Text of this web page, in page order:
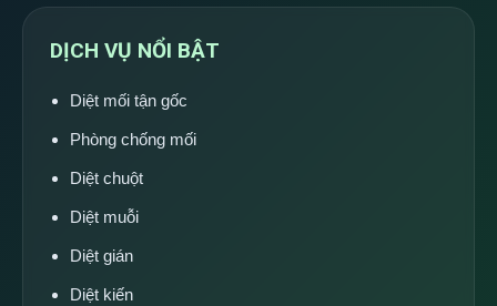
DỊCH VỤ NỔI BẬT
Diệt mối tận gốc
Phòng chống mối
Diệt chuột
Diệt muỗi
Diệt gián
Diệt kiến